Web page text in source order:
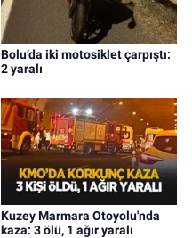
Bolu’da iki motosiklet çarpıştı:
2 yaralı
Kuzey Marmara Otoyolu'nda
kaza: 3 ölü, 1 ağır yaralı